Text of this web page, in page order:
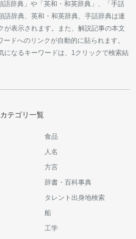
語辞典」や「英和・和英辞典」、「手話
語辞典、英和・和英辞典、手話辞典は連
が表示されます。また、解説記事の本文
ドへのリンクが自動的に貼られます。
になるキーワードは、1クリックで検索結
テゴリ一覧
食品
人名
方言
辞書・百科事典
タレント出身地検索
船
工学